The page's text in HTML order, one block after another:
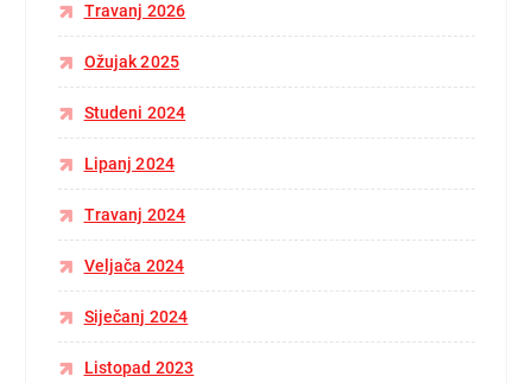
Travanj 2026
Ožujak 2025
Studeni 2024
Lipanj 2024
Travanj 2024
Veljača 2024
Siječanj 2024
Listopad 2023